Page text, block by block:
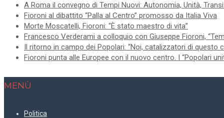
A Roma il convegno di Tempi Nuovi: Autonomia, Unità,
Fioroni al dibattito “Palla al Centro” promosso da Italia Viva
Morte Moscatelli, Fioroni: “È stato maestro di vita”
Francesco Verderami a colloquio con Giuseppe Fioroni,
Il ritorno in campo dei Popolari: “Noi, catalizzatori di questo
Fioroni punta alle Europee con il nuovo centro. I “Popolari
MENÙ
Politica